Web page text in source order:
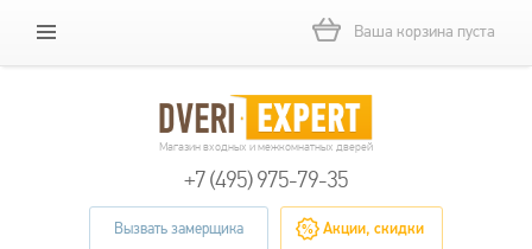
Ваша корзина пуста
Магазин входных и межкомнатных дверей
+7 (495) 975-79-35
Вызвать замерщика Акции, скидки